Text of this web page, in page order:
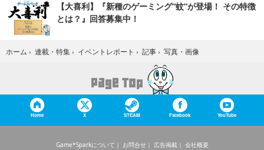
【大喜利】『新種のゲーミング“蚊”が登場！ その特徴
とは？』回答募集中！
ホーム › 連載・特集 › イベントレポート › 記事 › 写真・画像
Home X STEAM Facebook YouTube
Game*Sparkについて お問合せ 広告掲載
会社概要